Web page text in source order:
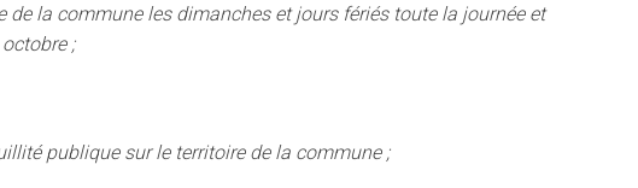
la commune les dimanches et jours fériés toute la journée et
;
publique sur le territoire de la commune ;